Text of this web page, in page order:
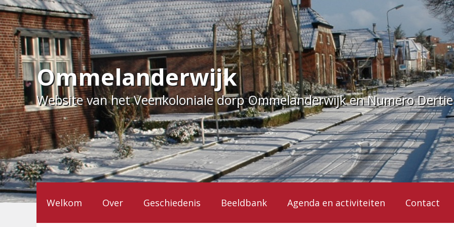
Ga
naar
de
inhoud
Ommelanderwijk
Website van het Veenkoloniale dorp Ommelanderwijk en Numero
Welkom Over Geschiedenis Beeldbank Agenda en activiteiten Contact